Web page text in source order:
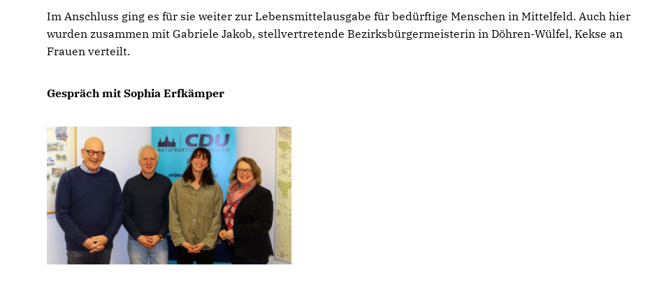
Im Anschluss ging es für sie weiter zur Lebensmittelausgabe für bedürftige Menschen in Mittelfeld. Auch hier
wurden zusammen mit Gabriele Jakob, stellvertretende Bezirksbürgermeisterin in Döhren-Wülfel, Kekse an
Frauen verteilt.
Gespräch mit Sophia Erfkämper